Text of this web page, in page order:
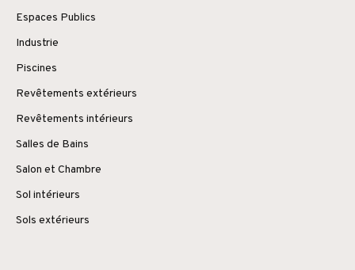
Espaces Publics
Industrie
Piscines
Revêtements extérieurs
Revêtements intérieurs
Salles de Bains
Salon et Chambre
Sol intérieurs
Sols extérieurs